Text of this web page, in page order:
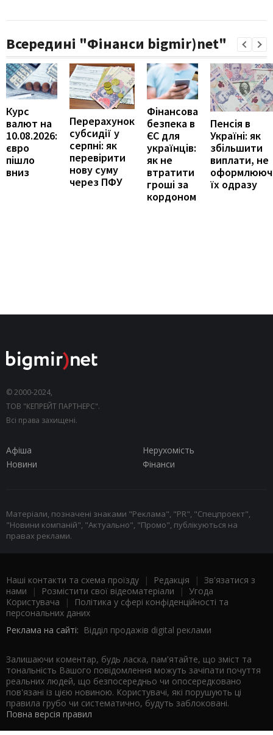
Всередині "Фінанси bigmir)net"
Курс
валют на
10.08.2026:
євро
пішло
вниз
Перерахунок
субсидії у
серпні: як
перевірити
нову суму
через ПФУ
Фінансова
безпека в
ЄС для
українців:
як не
втратити
гроші за
кордоном
Пенсія в
Україні: як
збільшити
виплати, не
їх одразу
© 2000-2024,
ТОВ "КЕПРЕЙТ ПАРТНЕРС".
Всі права захищені.
Афіша
Нерухомість
Новини
Фінанси
Матеріали, позначені знаками "Реклама", "PR", "Спецпроект",
"Новини компаній", "Актуально", "Промо", публікуються на
правах реклами.
Наші контакти та схема проїзду | Редакція | Зв'язатися з
нами | Розмістити свої відеоматеріали | Угода
Користувача |
Політика у сфері конфіденційності та
персональних даних
Реклама на сайті: Відділ продажів digital реклами
Залишаючи коментар, будь ласка, пам'ятайте, що зміст та
тональність Вашого повідомлення можуть зачіпати почуття
реальних людей, що безпосередньо чи опосередковано
пов'язані із цією новиною. Користувачі, які порушують ці
правила грубо чи систематично, будуть заблоковані.
Повна версія правил